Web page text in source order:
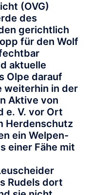
(OVG)
des
gerichtlich
für den Wolf
aktuelle
Olpe darauf
weiterhin in der
Aktive von
e. V. vor Ort
Herdenschutz
ein Welpen-
einer Fähe mit
Rudels dort